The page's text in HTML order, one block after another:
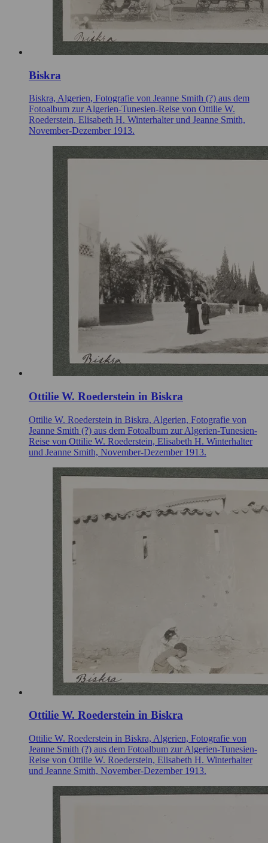
Biskra
Biskra, Algerien, Fotografie von Jeanne Smith (?) aus dem
Fotoalbum zur Algerien-Tunesien-Reise von Ottilie W.
Roederstein, Elisabeth H. Winterhalter und Jeanne Smith,
November-Dezember 1913.
Ottilie W. Roederstein in Biskra
Ottilie W. Roederstein in Biskra, Algerien, Fotografie von
Jeanne Smith (?) aus dem Fotoalbum zur Algerien-Tunesien-
Reise von Ottilie W. Roederstein, Elisabeth H. Winterhalter
und Jeanne Smith, November-Dezember 1913.
Ottilie W. Roederstein in Biskra
Ottilie W. Roederstein in Biskra, Algerien, Fotografie von
Jeanne Smith (?) aus dem Fotoalbum zur Algerien-Tunesien-
Reise von Ottilie W. Roederstein, Elisabeth H. Winterhalter
und Jeanne Smith, November-Dezember 1913.